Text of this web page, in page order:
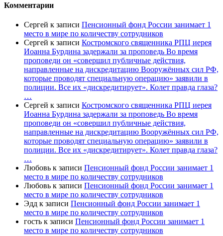
Комментарии
Сергей к записи Пенсионный фонд России занимает 1
место в мире по количеству сотрудников
Сергей к записи Костромского священника РПЦ иерея
Иоанна Бурдина задержали за проповедь Во время
проповеди он «совершил публичные действия,
направленные на дискредитацию Вооружённых сил РФ,
которые проводят специальную операцию» заявили в
полиции. Все их «дискредитирует». Колет правда глаза?
…
Сергей к записи Костромского священника РПЦ иерея
Иоанна Бурдина задержали за проповедь Во время
проповеди он «совершил публичные действия,
направленные на дискредитацию Вооружённых сил РФ,
которые проводят специальную операцию» заявили в
полиции. Все их «дискредитирует». Колет правда глаза?
…
Любовь к записи Пенсионный фонд России занимает 1
место в мире по количеству сотрудников
Любовь к записи Пенсионный фонд России занимает 1
место в мире по количеству сотрудников
Эдд к записи Пенсионный фонд России занимает 1
место в мире по количеству сотрудников
гость к записи Пенсионный фонд России занимает 1
место в мире по количеству сотрудников